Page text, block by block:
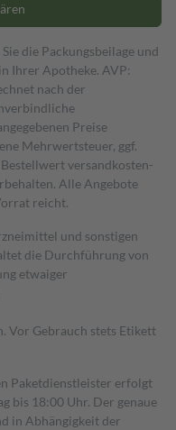
die Packungsbeilage und
Ihrer Apotheke. AVP:
nach der
Preise
Mehrwertsteuer, ggf.
Bestell­wert versand­kosten­
Alle Angebote
reicht.
und sonstigen
die Durchführung von
etwaiger
Vor Gebrauch stets Etikett
Paketdienstleister erfolgt
bis 18:00 Uhr. Der genaue
in Abhängigkeit der